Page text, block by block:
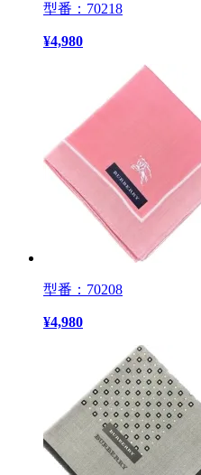
型番：70218
¥4,980
型番：70208
¥4,980